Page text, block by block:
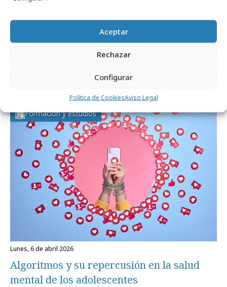
Aceptar
Rechazar
Configurar
Política de CookiesAviso Legal
Formación y estudios
lunes, 6 de abril 2026
Algoritmos y su repercusión en la salud
mental de los adolescentes